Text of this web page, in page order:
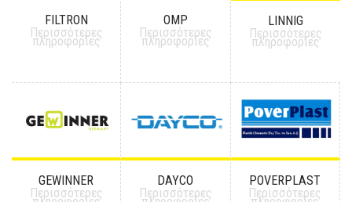
FILTRON
Περισσότερες
πληροφορίες
OMP
Περισσότερες
πληροφορίες
LINNIG
Περισσότερες
πληροφορίες
GEWINNER
Περισσότερες
DAYCO
Περισσότερες
POVERPLAST
Περισσότερες